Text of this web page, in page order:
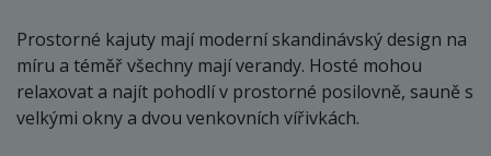
Prostorné kajuty mají moderní skandinávský design na
míru a téměř všechny mají verandy. Hosté mohou
relaxovat a najít pohodlí v prostorné posilovně, sauně s
velkými okny a dvou venkovních vířivkách.